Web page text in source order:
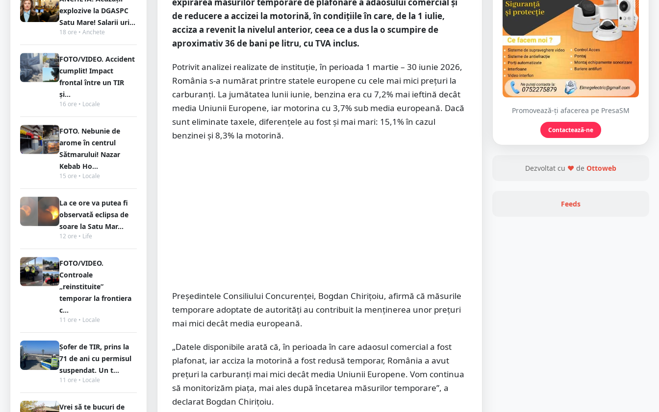
explozive la DGASPC
Satu Mare! Salarii uri...
18 ore • Anchete
FOTO/VIDEO. Accident
cumplit! Impact
frontal între un TIR
și...
16 ore • Locale
FOTO. Nebunie de
arome în centrul
Sătmarului! Nazar
Kebab Ho...
15 ore • Locale
La ce ore va putea fi
observată eclipsa de
soare la Satu Mar...
12 ore • Life
FOTO/VIDEO.
Controale
„reinstituite”
temporar la frontiera
c...
11 ore • Locale
Șofer de TIR, prins la
71 de ani cu permisul
suspendat. Un t...
11 ore • Locale
Vrei să te bucuri de
expirarea măsurilor temporare de plafonare a adaosului comercial și
de reducere a accizei la motorină, în condițiile în care, de la 1 iulie,
acciza a revenit la nivelul anterior, ceea ce a dus la o scumpire de
aproximativ 36 de bani pe litru, cu TVA inclus.
Potrivit analizei realizate de instituție, în perioada 1 martie – 30 iunie 2026,
România s-a numărat printre statele europene cu cele mai mici prețuri la
carburanți. La jumătatea lunii iunie, benzina era cu 7,2% mai ieftină decât
media Uniunii Europene, iar motorina cu 3,7% sub media europeană. Dacă
sunt eliminate taxele, diferențele au fost și mai mari: 15,1% în cazul
benzinei și 8,3% la motorină.
Președintele Consiliului Concurenței, Bogdan Chirițoiu, afirmă că măsurile
temporare adoptate de autorități au contribuit la menținerea unor prețuri
mai mici decât media europeană.
„Datele disponibile arată că, în perioada în care adaosul comercial a fost
plafonat, iar acciza la motorină a fost redusă temporar, România a avut
prețuri la carburanți mai mici decât media Uniunii Europene. Vom continua
să monitorizăm piața, mai ales după încetarea măsurilor temporare”, a
declarat Bogdan Chirițoiu.
Promovează-ți afacerea pe PresaSM
Contactează-ne
Dezvoltat cu ❤ de Ottoweb
Feeds